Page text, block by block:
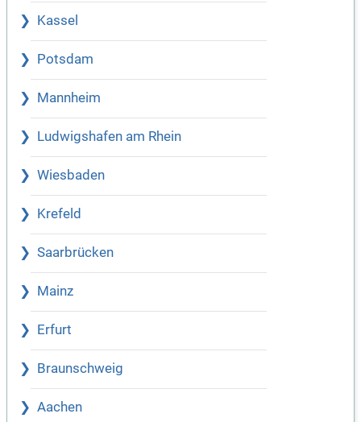
Kassel
Potsdam
Mannheim
Ludwigshafen am Rhein
Wiesbaden
Krefeld
Saarbrücken
Mainz
Erfurt
Braunschweig
Aachen